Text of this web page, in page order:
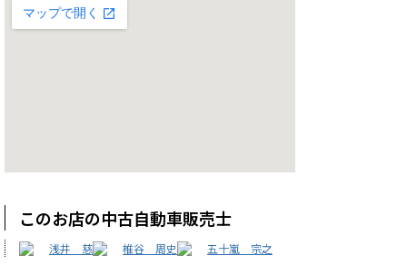
このお店の中古自動車販売士
浅井 慈 椎谷 周史 五十嵐 宗之